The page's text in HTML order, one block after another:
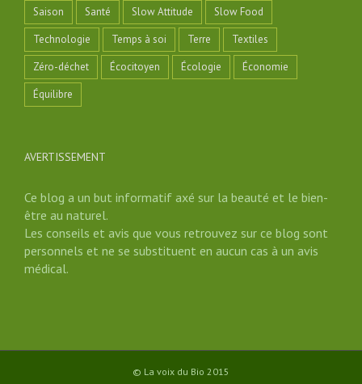
Saison
Santé Slow Attitude
Slow Food
Technologie
Temps à soi Terre
Textiles
Zéro-déchet
Écocitoyen Écologie
Économie
Équilibre
AVERTISSEMENT
Ce blog a un but informatif axé sur la beauté et le bien-
être au naturel.
Les conseils et avis que vous retrouvez sur ce blog sont
personnels et ne se substituent en aucun cas à un avis
médical.
© La voix du Bio 2015